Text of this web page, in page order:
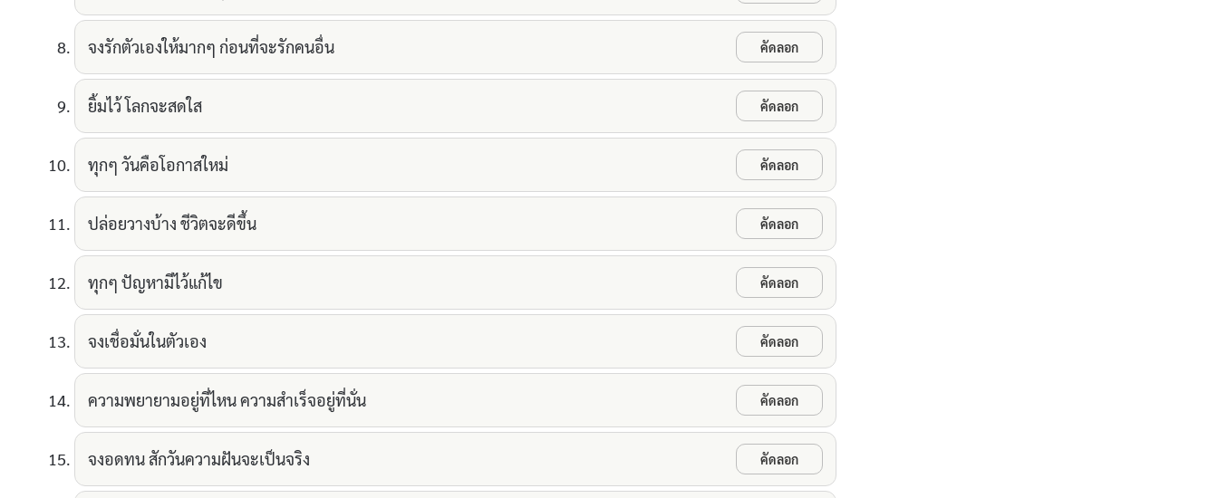
จงรักตัวเองให้มากๆ ก่อนที่จะรักคนอื่น คัดลอก
ยิ้มไว้ โลกจะสดใส คัดลอก
ทุกๆ วันคือโอกาสใหม่ คัดลอก
ปล่อยวางบ้าง ชีวิตจะดีขึ้น คัดลอก
ทุกๆ ปัญหามีไว้แก้ไข คัดลอก
จงเชื่อมั่นในตัวเอง คัดลอก
ความพยายามอยู่ที่ไหน ความสำเร็จอยู่ที่นั่น คัดลอก
จงอดทน สักวันความฝันจะเป็นจริง คัดลอก